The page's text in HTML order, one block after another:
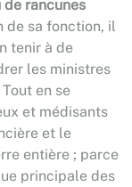
rancunes
de sa fonction, il
tenir à de
les ministres
en se
et médisants
et le
entière ; parce
principale des